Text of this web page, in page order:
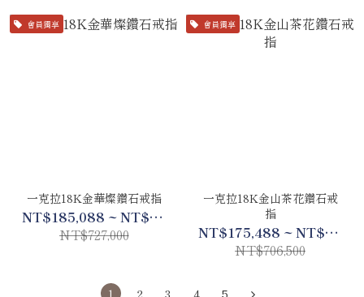
會員獨享
一克拉18K金華燦鑽石戒指
NT$185,088 ~ NT$341,688
NT$727,000
會員獨享
一克拉18K金山茶花鑽石戒
指
NT$175,488 ~ NT$332,088
NT$706,500
1 2 3 4 5